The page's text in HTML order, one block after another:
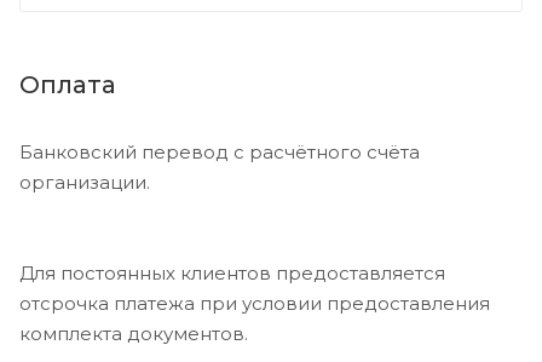
Оплата
Банковский перевод с расчётного счёта
организации.
Для постоянных клиентов предоставляется
отсрочка платежа при условии предоставления
комплекта документов.